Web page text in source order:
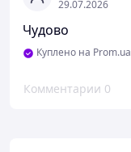
29.07.2026
Чудово
Куплено на Prom.ua
Комментарии 0